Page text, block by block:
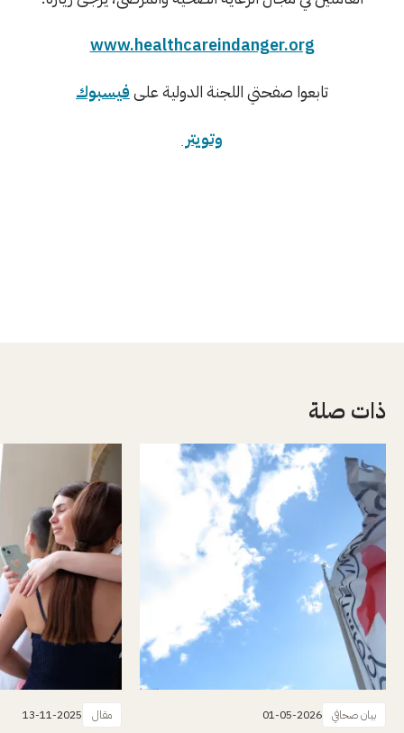
www.healthcareindanger.org
تابعوا صفحتي اللجنة الدولية علىفيسبوك
وتويتر
ذات صلة
بيان صحافي 01-05-2026 مقال 13-11-2025